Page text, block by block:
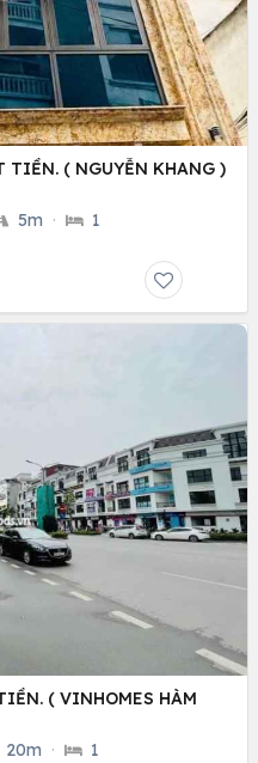
TIỀN. ( NGUYỄN KHANG )
5m · 1
( VINHOMES HÀM
20m · 1